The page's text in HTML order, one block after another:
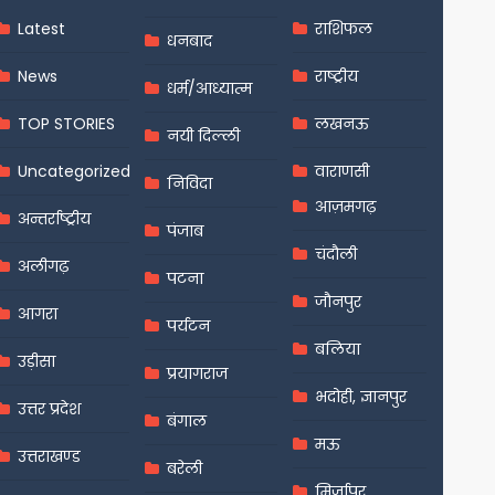
Latest
News
TOP STORIES
Uncategorized
अन्तर्राष्ट्रीय
अलीगढ़
आगरा
उड़ीसा
उत्तर प्रदेश
उत्तराखण्ड
धनबाद
धर्म/आध्यात्म
नयी दिल्ली
निविदा
पंजाब
पटना
पर्यटन
प्रयागराज
बंगाल
बरेली
राशिफल
राष्ट्रीय
लखनऊ
वाराणसी
आज़मगढ़
चंदौली
जौनपुर
बलिया
भदोही, ज्ञानपुर
मऊ